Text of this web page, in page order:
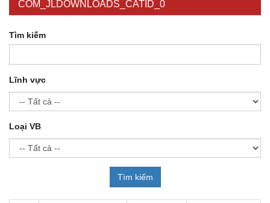
COM_JLDOWNLOADS_CATID_0
Tìm kiếm
Lĩnh vực
Loại VB